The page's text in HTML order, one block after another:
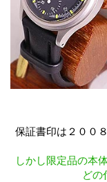
保証書印は２００
しかし限定品の本
どの